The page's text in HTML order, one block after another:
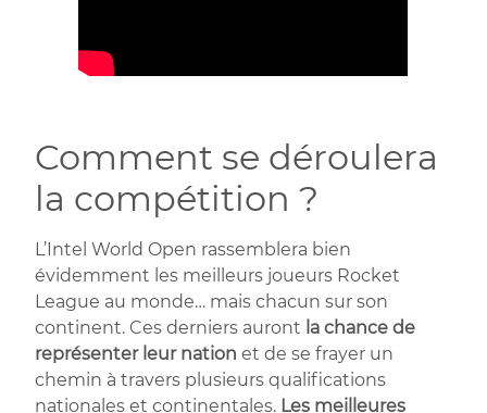
Comment se déroulera
la compétition ?
L’Intel World Open rassemblera bien
évidemment les meilleurs joueurs Rocket
League au monde… mais chacun sur son
continent. Ces derniers auront la chance de
représenter leur nation et de se frayer un
chemin à travers plusieurs qualifications
nationales et continentales. Les meilleures